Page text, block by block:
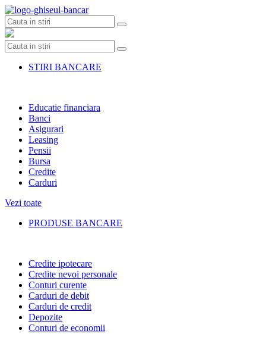
Skip
to
content
STIRI BANCARE
Educatie financiara
Banci
Asigurari
Leasing
Pensii
Bursa
Credite
Carduri
Vezi toate
PRODUSE BANCARE
Credite ipotecare
Credite nevoi personale
Conturi curente
Carduri de debit
Carduri de credit
Depozite
Conturi de economii